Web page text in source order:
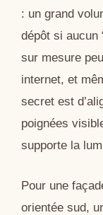
: un grand
dépôt si aucun
sur mesure
internet, et
secret est
poignées
supporte la
Pour une
orientée sud,